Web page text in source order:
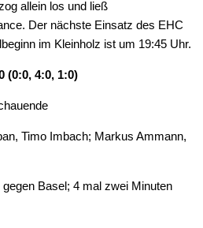
allein los und ließ
Der nächste Einsatz des EHC
im Kleinholz ist um 19:45 Uhr.
(0:0, 4:0, 1:0)
Timo Imbach; Markus Ammann,
Basel; 4 mal zwei Minuten